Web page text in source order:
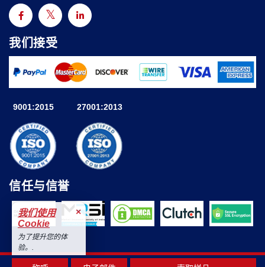
我们接受
9001:2015 27001:2013
信任与信誉
我们使用
Cookie
×
为了提升您的体
验。.
接受